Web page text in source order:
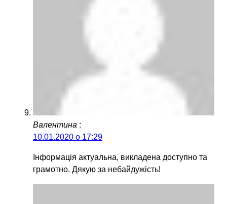
Валентина :
10.01.2020 о 17:29
Інформація актуальна, викладена доступно та
грамотно. Дякую за небайдужість!